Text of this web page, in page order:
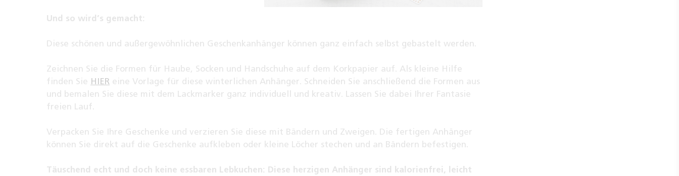
Und so wird’s gemacht:
Diese schönen und außergewöhnlichen Geschenkanhänger können ganz einfach selbst gebastelt werden.
Zeichnen Sie die Formen für Haube, Socken und Handschuhe auf dem Korkpapier auf. Als kleine Hilfe
finden Sie HIER eine Vorlage für diese winterlichen Anhänger. Schneiden Sie anschließend die Formen aus
und bemalen Sie diese mit dem Lackmarker ganz individuell und kreativ. Lassen Sie dabei Ihrer Fantasie
freien Lauf.
Verpacken Sie Ihre Geschenke und verzieren Sie diese mit Bändern und Zweigen. Die fertigen Anhänger
können Sie direkt auf die Geschenke aufkleben oder kleine Löcher stechen und an Bändern befestigen.
Täuschend echt und doch keine essbaren Lebkuchen: Diese herzigen Anhänger sind kalorienfrei, leicht